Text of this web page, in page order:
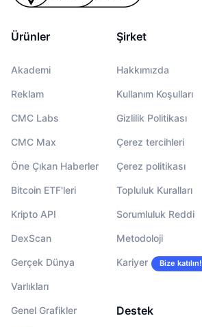
Ürünler
Akademi
Reklam
CMC Labs
CMC Max
Öne Çıkan Haberler
Bitcoin ETF'leri
Kripto API
DexScan
Gerçek Dünya
Varlıkları
Genel Grafikler
Şirket
Hakkımızda
Kullanım Koşulları
Gizlilik Politikası
Çerez tercihleri
Çerez politikası
Topluluk Kuralları
Sorumluluk Reddi
Metodoloji
Kariyer Bize katılın!
Destek